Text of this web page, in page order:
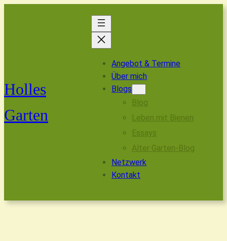
Holles
Garten
Angebot & Termine
Über mich
Blogs
Blog
Leben mit Bienen
Essays
Alter Garten-Blog
Netzwerk
Kontakt